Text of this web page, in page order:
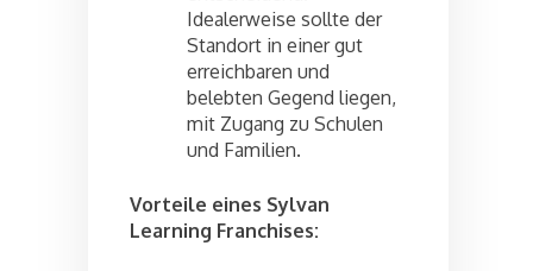
Idealerweise sollte der
Standort in einer gut
erreichbaren und
belebten Gegend liegen,
mit Zugang zu Schulen
und Familien.
Vorteile eines Sylvan
Learning Franchises: